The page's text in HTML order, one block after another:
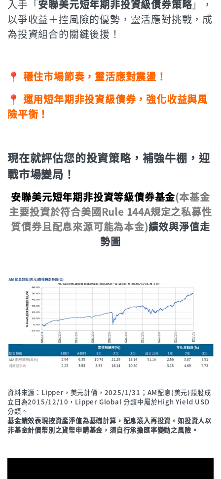
入手「安聯美元短年期非投資級債券策略」，
以爭收益＋控風險的優勢，靈活應對挑戰，成
為投資組合的關鍵後援！
📍 穩住市場節奏，靈活應對震盪！
📍 運用短年期非投資級債券，強化收益與風
險平衡！
現在就評估您的投資策略，補強牛棚，迎
戰市場變局！
安聯美元短年期非投資等級債券基金(本基金
主要投資於符合美國Rule 144A規定之私募性
質債券且配息來源可能為本金)績效與淨值走
勢圖
資料來源：Lipper，美元計價，2025/1/31；AM配息(美元)類股成
立日為2015/12/10，Lipper Global 分類中屬於High Yield USD
分類。
基金績效表現按資產淨值為基礎計算，配息滾入再投資。如投資人以
非基金計價幣別之貨幣申購基金，須自行承擔匯率變動之風險。